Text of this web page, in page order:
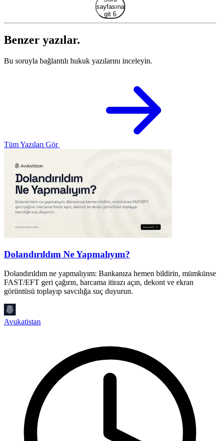
sayfasına
git 6
Benzer yazılar.
Bu soruyla bağlantılı hukuk yazılarını inceleyin.
Tüm Yazıları Gör
Dolandırıldım Ne Yapmalıyım?
Dolandırıldım ne yapmalıyım: Bankanıza hemen bildirin, mümkünse
FAST/EFT geri çağırın, harcama itirazı açın, dekont ve ekran
görüntüsü toplayıp savcılığa suç duyurun.
Avukatistan